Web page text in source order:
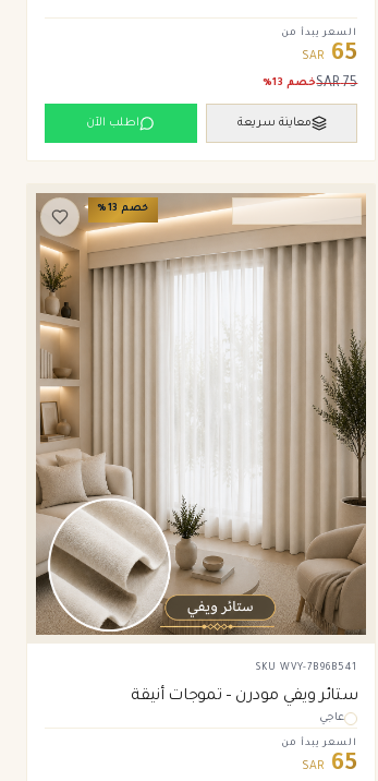
السعر يبدأ من
65
SAR
75
SARخصم 13
%
معاينة سريعة اطلب الآن
خصم 13
%
SKU WVY-7B96B541
ستائر ويفي مودرن – تموجات أنيقة
عاجي
السعر يبدأ من
65
SAR